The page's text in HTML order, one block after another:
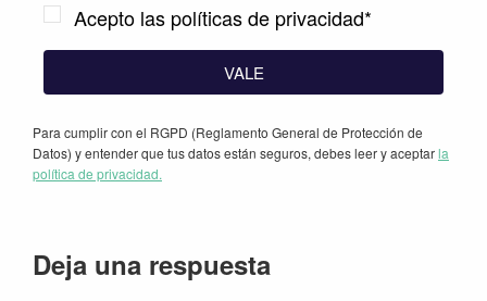
Acepto las políticas de privacidad*
VALE
Para cumplir con el RGPD (Reglamento General de Protección de
Datos) y entender que tus datos están seguros, debes leer y aceptarla
política de privacidad.
Interacciones
Deja una respuesta